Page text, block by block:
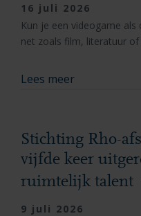
16 juli 2026
Kun je een videogame
net zoals film, literatuur of
Lees meer
Stichting Rho-
vijfde keer
ruimtelijk talent
9 juli 2026